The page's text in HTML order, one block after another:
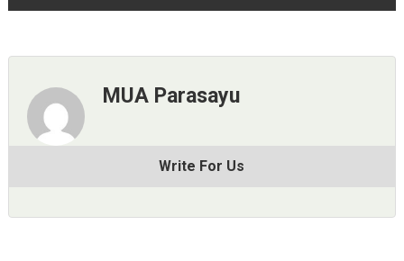
MUA Parasayu
Write For Us